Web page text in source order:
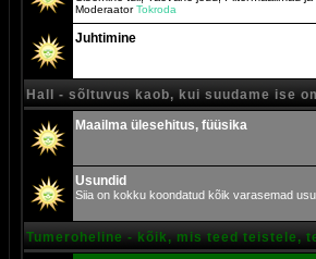
ModeraatorTokroda
Juhtimine
Hall - sõltuvus kaob, kui suudame ise
Maailma ülesehitus, füüsika
Usundid
Siia on kokku koondatud kõik varasemad
Tumeroheline - kõik, mis teed teistele,